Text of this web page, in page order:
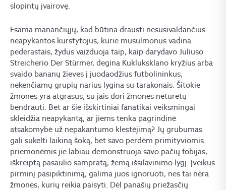
slopintų įvairovę.
Esama manančiųjų, kad būtina drausti nesusivaldančius
neapykantos kurstytojus, kurie musulmonus vadina
pederastais, žydus vaizduoja taip, kaip darydavo Juliuso
Streicherio Der Stürmer, degina Kukluksklano kryžius arba
svaido bananų žieves į juodaodžius futbolininkus,
nekenčiamų grupių narius lygina su tarakonais. Šitokie
žmonės yra atgrasūs, su jais dori žmonės neturėtų
bendrauti. Bet ar šie išskirtiniai fanatikai veiksmingai
skleidžia neapykantą, ar jiems tenka pagrindinė
atsakomybė už nepakantumo klestėjimą? Jų grubumas
gali sukelti laikiną šoką, bet savo perdėm primityviomis
priemonėmis jie labiau demonstruoja savo pačių fobijas,
iškreiptą pasaulio sampratą, žemą išsilavinimo lygį. Įveikus
pirminį pasipiktinimą, galima juos ignoruoti, nes tai nėra
žmonės, kurių reikia paisyti. Dėl panašių priežasčių